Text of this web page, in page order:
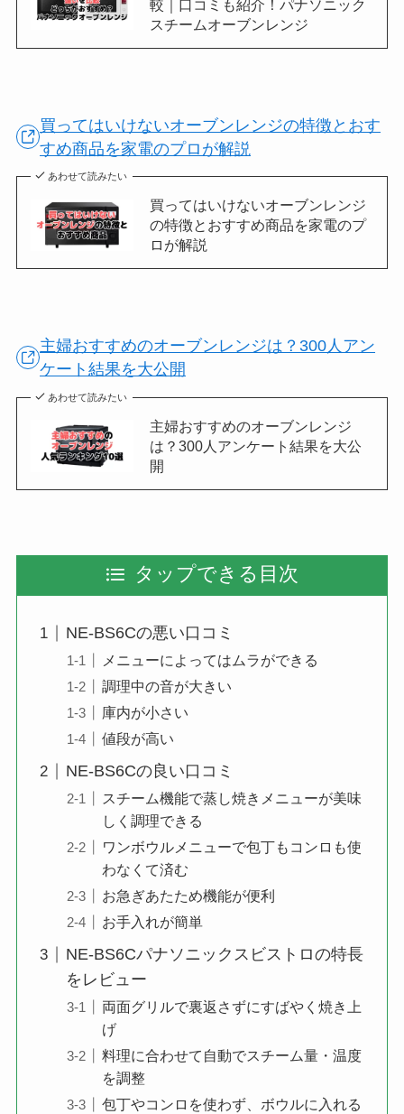
較｜口コミも紹介！パナソニック
スチームオーブンレンジ
買ってはいけないオーブンレンジの特徴とおす
すめ商品を家電のプロが解説
あわせて読みたい
買ってはいけないオーブンレンジ
の特徴とおすすめ商品を家電のプ
ロが解説
主婦おすすめのオーブンレンジは？300人アン
ケート結果を大公開
あわせて読みたい
主婦おすすめのオーブンレンジ
は？300人アンケート結果を大公
開
タップできる目次
NE-BS6Cの悪い口コミ
メニューによってはムラができる
調理中の音が大きい
庫内が小さい
値段が高い
NE-BS6Cの良い口コミ
スチーム機能で蒸し焼きメニューが美味
しく調理できる
ワンボウルメニューで包丁もコンロも使
わなくて済む
お急ぎあたため機能が便利
お手入れが簡単
NE-BS6Cパナソニックスビストロの特長
をレビュー
両面グリルで裏返さずにすばやく焼き上
げ
料理に合わせて自動でスチーム量・温度
を調整
包丁やコンロを使わず、ボウルに入れる